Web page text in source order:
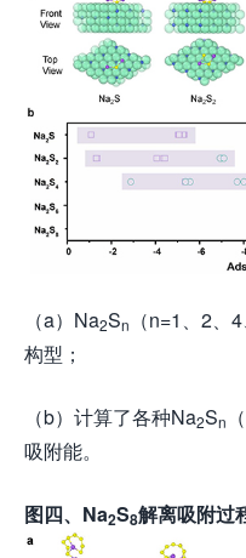
（a）Na2Sn （n=1、2、
构型；
（b）计算了各种Na2Sn
吸附能。
图四、Na2S8解离吸附过